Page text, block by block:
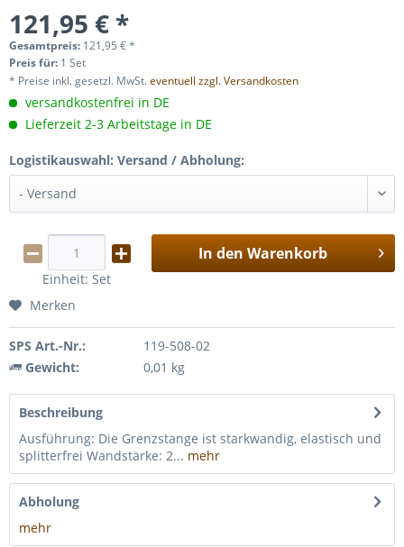
121,95 € *
Gesamtpreis: 121,95 €*
Preis für: 1 Set
* Preise inkl. gesetzl. MwSt.eventuell zzgl. Versandkosten
versandkostenfrei in DE
Lieferzeit 2-3 Arbeitstage in DE
Logistikauswahl: Versand / Abholung:
Einheit: Set
In den Warenkorb
Merken
SPS Art.-Nr.:
119-508-02
Gewicht:
0,01 kg
Beschreibung
Ausführung: Die Grenzstange ist starkwandig, elastisch und
splitterfrei Wandstärke: 2... mehr
Abholung
mehr